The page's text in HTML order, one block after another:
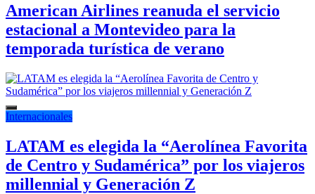
American Airlines reanuda el servicio
estacional a Montevideo para la
temporada turística de verano
Internacionales
LATAM es elegida la “Aerolínea Favorita
de Centro y Sudamérica” por los viajeros
millennial y Generación Z